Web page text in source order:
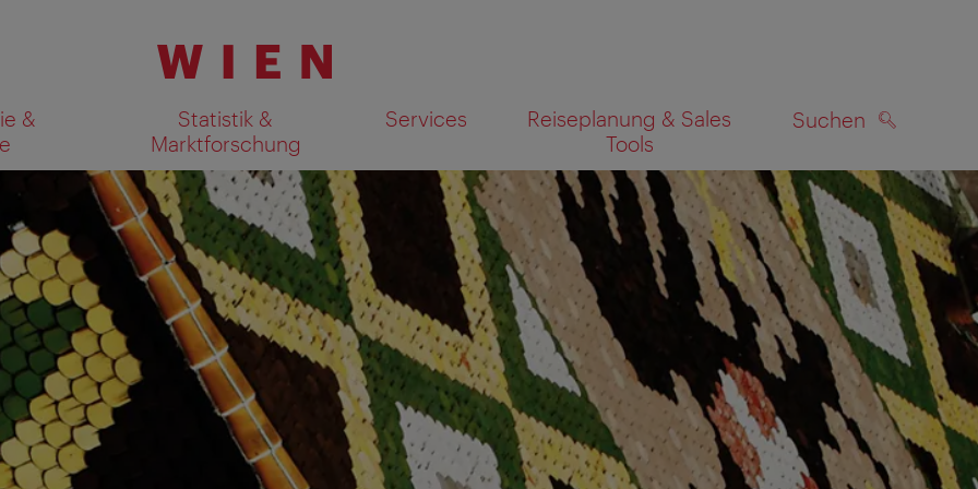
&
Statistik &
Marktforschung
Services
Reiseplanung & Sales
Tools
Suchen
Suchergebnisse auf Karte anzeigen SUCHEN